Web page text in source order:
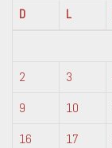
D
L
2
3
9
10
16
17